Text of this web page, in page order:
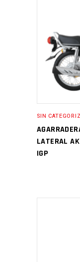
SIN
LATERAL
IGP